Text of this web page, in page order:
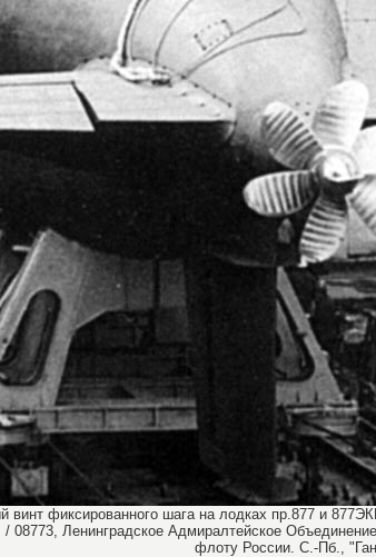
винт фиксированного шага на лодках пр.877 и
Ленинградское Адмиралтейское
флоту России. С.-Пб.,